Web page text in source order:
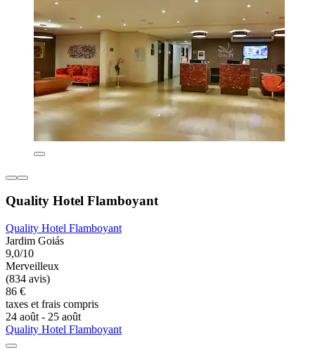
Quality Hotel Flamboyant
Quality Hotel Flamboyant
Jardim Goiás
9,0/10
Merveilleux
(834 avis)
86 €
taxes et frais compris
24 août - 25 août
Quality Hotel Flamboyant